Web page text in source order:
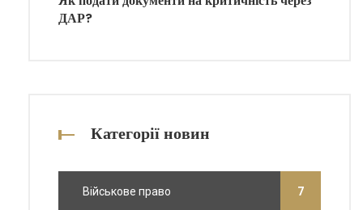
ДАР?
Категорії новин
Військове право 7